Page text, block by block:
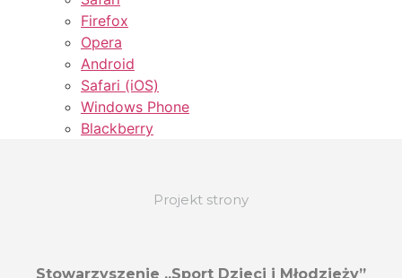
Firefox
Opera
Android
Safari (iOS)
Windows Phone
Blackberry
Projekt strony
Stowarzyszenie „Sport Dzieci i Młodzieży”